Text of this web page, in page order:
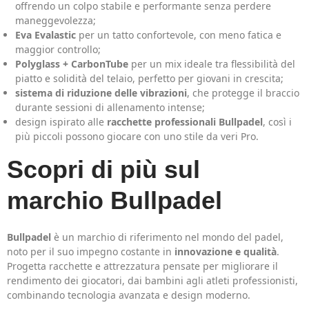
offrendo un colpo stabile e performante senza perdere
maneggevolezza;
Eva Evalastic per un tatto confortevole, con meno fatica e
maggior controllo;
Polyglass + CarbonTube per un mix ideale tra flessibilità del
piatto e solidità del telaio, perfetto per giovani in crescita;
sistema di riduzione delle vibrazioni, che protegge il braccio
durante sessioni di allenamento intense;
design ispirato alle racchette professionali Bullpadel, così i
più piccoli possono giocare con uno stile da veri Pro.
Scopri di più sul
marchio Bullpadel
Bullpadel è un marchio di riferimento nel mondo del padel,
noto per il suo impegno costante in innovazione e qualità.
Progetta racchette e attrezzatura pensate per migliorare il
rendimento dei giocatori, dai bambini agli atleti professionisti,
combinando tecnologia avanzata e design moderno.